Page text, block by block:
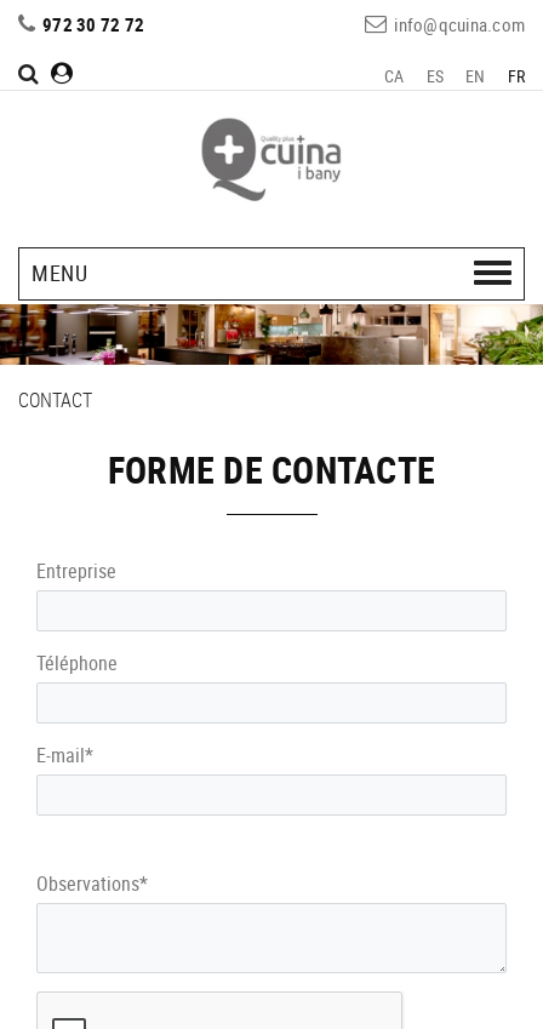
972 30 72 72 info@qcuina.com
CA ES EN FR
MENU
CONTACT
FORME DE CONTACTE
Entreprise
Téléphone
E-mail*
Observations*